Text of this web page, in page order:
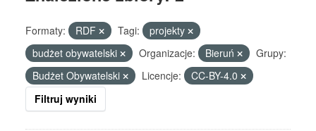
Formaty: RDF Tagi:
projekty
budżet obywatelski
Organizacje: Bieruń
Grupy:
Budżet Obywatelski
Licencje:
CC-BY-4.0
Filtruj wyniki